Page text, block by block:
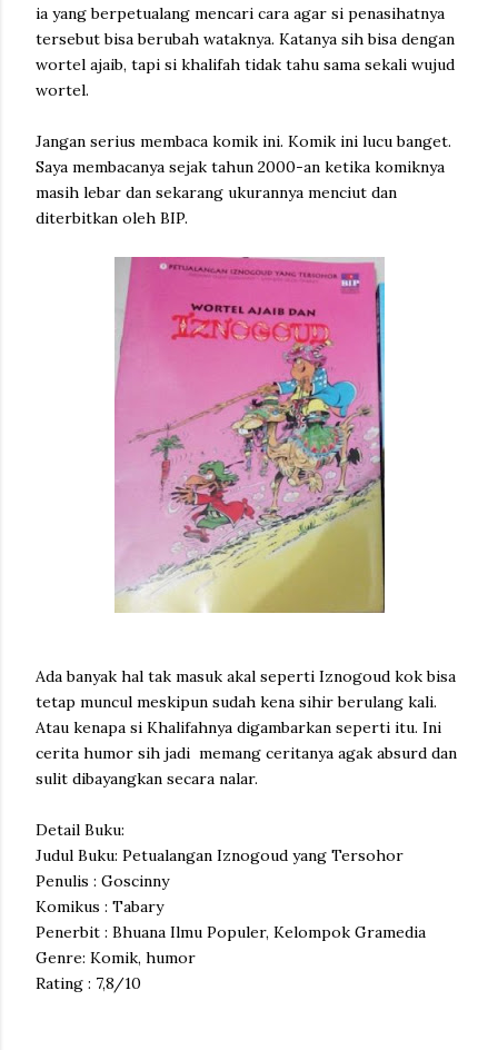
ia yang berpetualang mencari cara agar si penasihatnya
tersebut bisa berubah wataknya. Katanya sih bisa dengan
wortel ajaib, tapi si khalifah tidak tahu sama sekali wujud
wortel.
Jangan serius membaca komik ini. Komik ini lucu banget.
Saya membacanya sejak tahun 2000-an ketika komiknya
masih lebar dan sekarang ukurannya menciut dan
diterbitkan oleh BIP.
Ada banyak hal tak masuk akal seperti Iznogoud kok bisa
tetap muncul meskipun sudah kena sihir berulang kali.
Atau kenapa si Khalifahnya digambarkan seperti itu. Ini
cerita humor sih jadi memang ceritanya agak absurd dan
sulit dibayangkan secara nalar.
Detail Buku:
Judul Buku: Petualangan Iznogoud yang Tersohor
Penulis : Goscinny
Komikus : Tabary
Penerbit : Bhuana Ilmu Populer, Kelompok Gramedia
Genre: Komik, humor
Rating : 7,8/10